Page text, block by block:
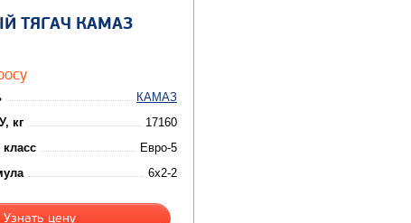
ТЯГАЧ КАМАЗ
КАМАЗ
кг
17160
Евро-5
6x2-2
Узнать цену